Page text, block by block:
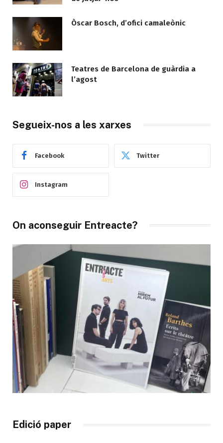
Òscar Bosch, d’ofici camaleònic
Teatres de Barcelona de guàrdia a
l’agost
Segueix-nos a les xarxes
Facebook Twitter
Instagram
On aconseguir Entreacte?
Edició paper